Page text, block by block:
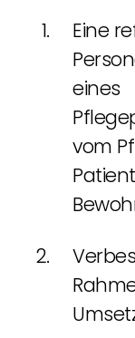
Eine
eines
vom